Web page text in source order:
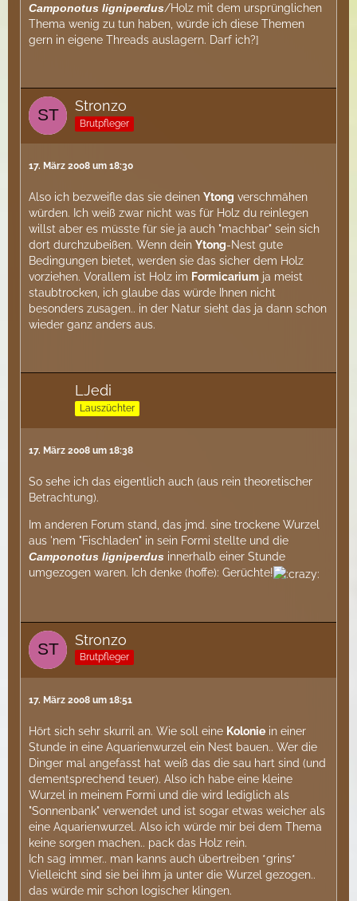
Camponotus ligniperdus/Holz mit dem ursprünglichen
Thema wenig zu tun haben, würde ich diese Themen
gern in eigene Threads auslagern. Darf ich?]
Stronzo
Brutpfleger
17. März 2008 um 18:30
Also ich bezweifle das sie deinen Ytong verschmähen
würden. Ich weiß zwar nicht was für Holz du reinlegen
willst aber es müsste für sie ja auch "machbar" sein sich
dort durchzubeißen. Wenn dein Ytong-Nest gute
Bedingungen bietet, werden sie das sicher dem Holz
vorziehen. Vorallem ist Holz im Formicarium ja meist
staubtrocken, ich glaube das würde Ihnen nicht
besonders zusagen.. in der Natur sieht das ja dann schon
wieder ganz anders aus.
LJedi
Lauszüchter
17. März 2008 um 18:38
So sehe ich das eigentlich auch (aus rein theoretischer
Betrachtung).
Im anderen Forum stand, das jmd. sine trockene Wurzel
aus 'nem "Fischladen" in sein Formi stellte und die
Camponotus ligniperdus innerhalb einer Stunde
umgezogen waren. Ich denke (hoffe): Gerüchte!
Stronzo
Brutpfleger
17. März 2008 um 18:51
Hört sich sehr skurril an. Wie soll eine Kolonie in einer
Stunde in eine Aquarienwurzel ein Nest bauen.. Wer die
Dinger mal angefasst hat weiß das die sau hart sind (und
dementsprechend teuer). Also ich habe eine kleine
Wurzel in meinem Formi und die wird lediglich als
"Sonnenbank" verwendet und ist sogar etwas weicher als
eine Aquarienwurzel. Also ich würde mir bei dem Thema
keine sorgen machen.. pack das Holz rein.
Ich sag immer.. man kanns auch übertreiben *grins*
Vielleicht sind sie bei ihm ja unter die Wurzel gezogen..
das würde mir schon logischer klingen.